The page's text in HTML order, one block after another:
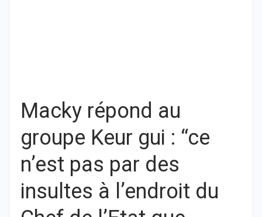
Macky répond au
groupe Keur gui : “ce
n’est pas par des
insultes à l’endroit du